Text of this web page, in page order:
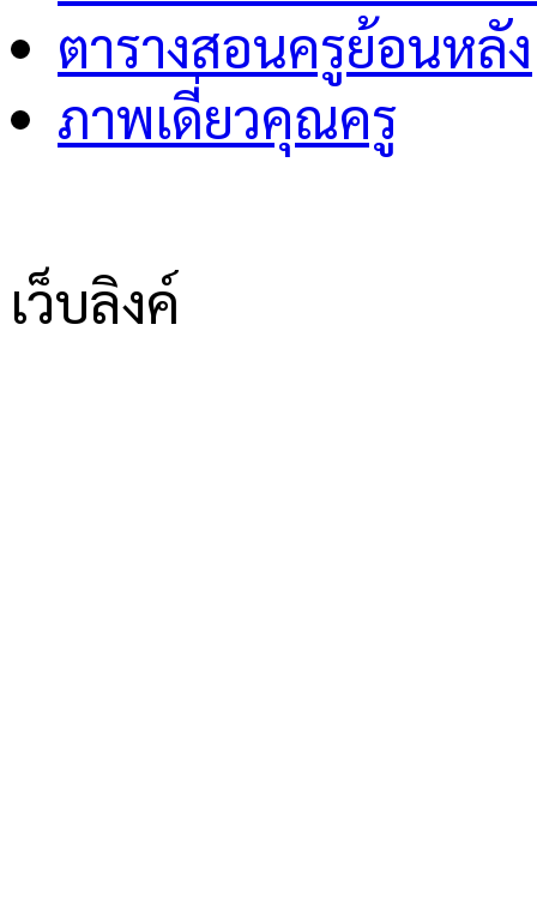
ตารางสอนครูย้อนหลัง
ภาพเดี่ยวคุณครู
เว็บลิงค์